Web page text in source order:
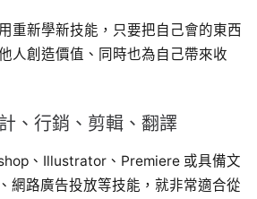
重新學新技能，只要把自己會的東西
人創造價值、同時也為自己帶來收
、行銷、剪輯、翻譯
、Illustrator、Premiere 或具備文
網路廣告投放等技能，就非常適合從